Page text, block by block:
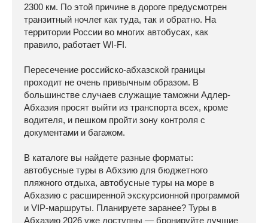
2300 км. По этой причине в дороге предусмотрен
транзитный ночлег как туда, так и обратно. На
территории России во многих автобусах, как
правило, работает WI-FI.
Пересечение российско-абхазской границы
проходит не очень привычным образом. В
большинстве случаев служащие таможни Адлер-
Абхазия просят выйти из транспорта всех, кроме
водителя, и пешком пройти зону контроля с
документами и багажом.
В каталоге вы найдете разные форматы:
автобусные туры в Абхзию для бюджетного
пляжного отдыха, автобусные туры на море в
Абхазию с расширенной экскурсионной программой
и VIP-маршруты. Планируете заранее? Туры в
Абхазию 2026 уже доступны — бронируйте лучшие